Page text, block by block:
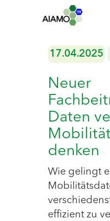
17.04.2025
Neuer
Daten
denken
Wie gelingt
effizient zu